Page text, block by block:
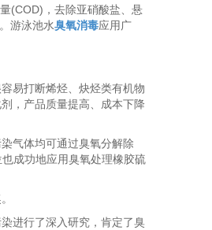
(COD)，去除亚硝酸盐、悬
游泳池水臭氧消毒应用广
易打断烯烃、炔烃类有机物
，产品质量提高、成本下降
气体均可通过臭氧分解除
成功地应用臭氧处理橡胶硫
进行了深入研究，肯定了臭